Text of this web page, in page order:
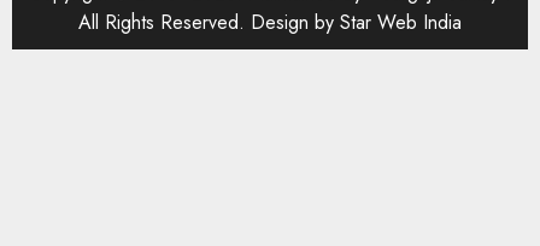
All Rights Reserved. Design by Star Web India